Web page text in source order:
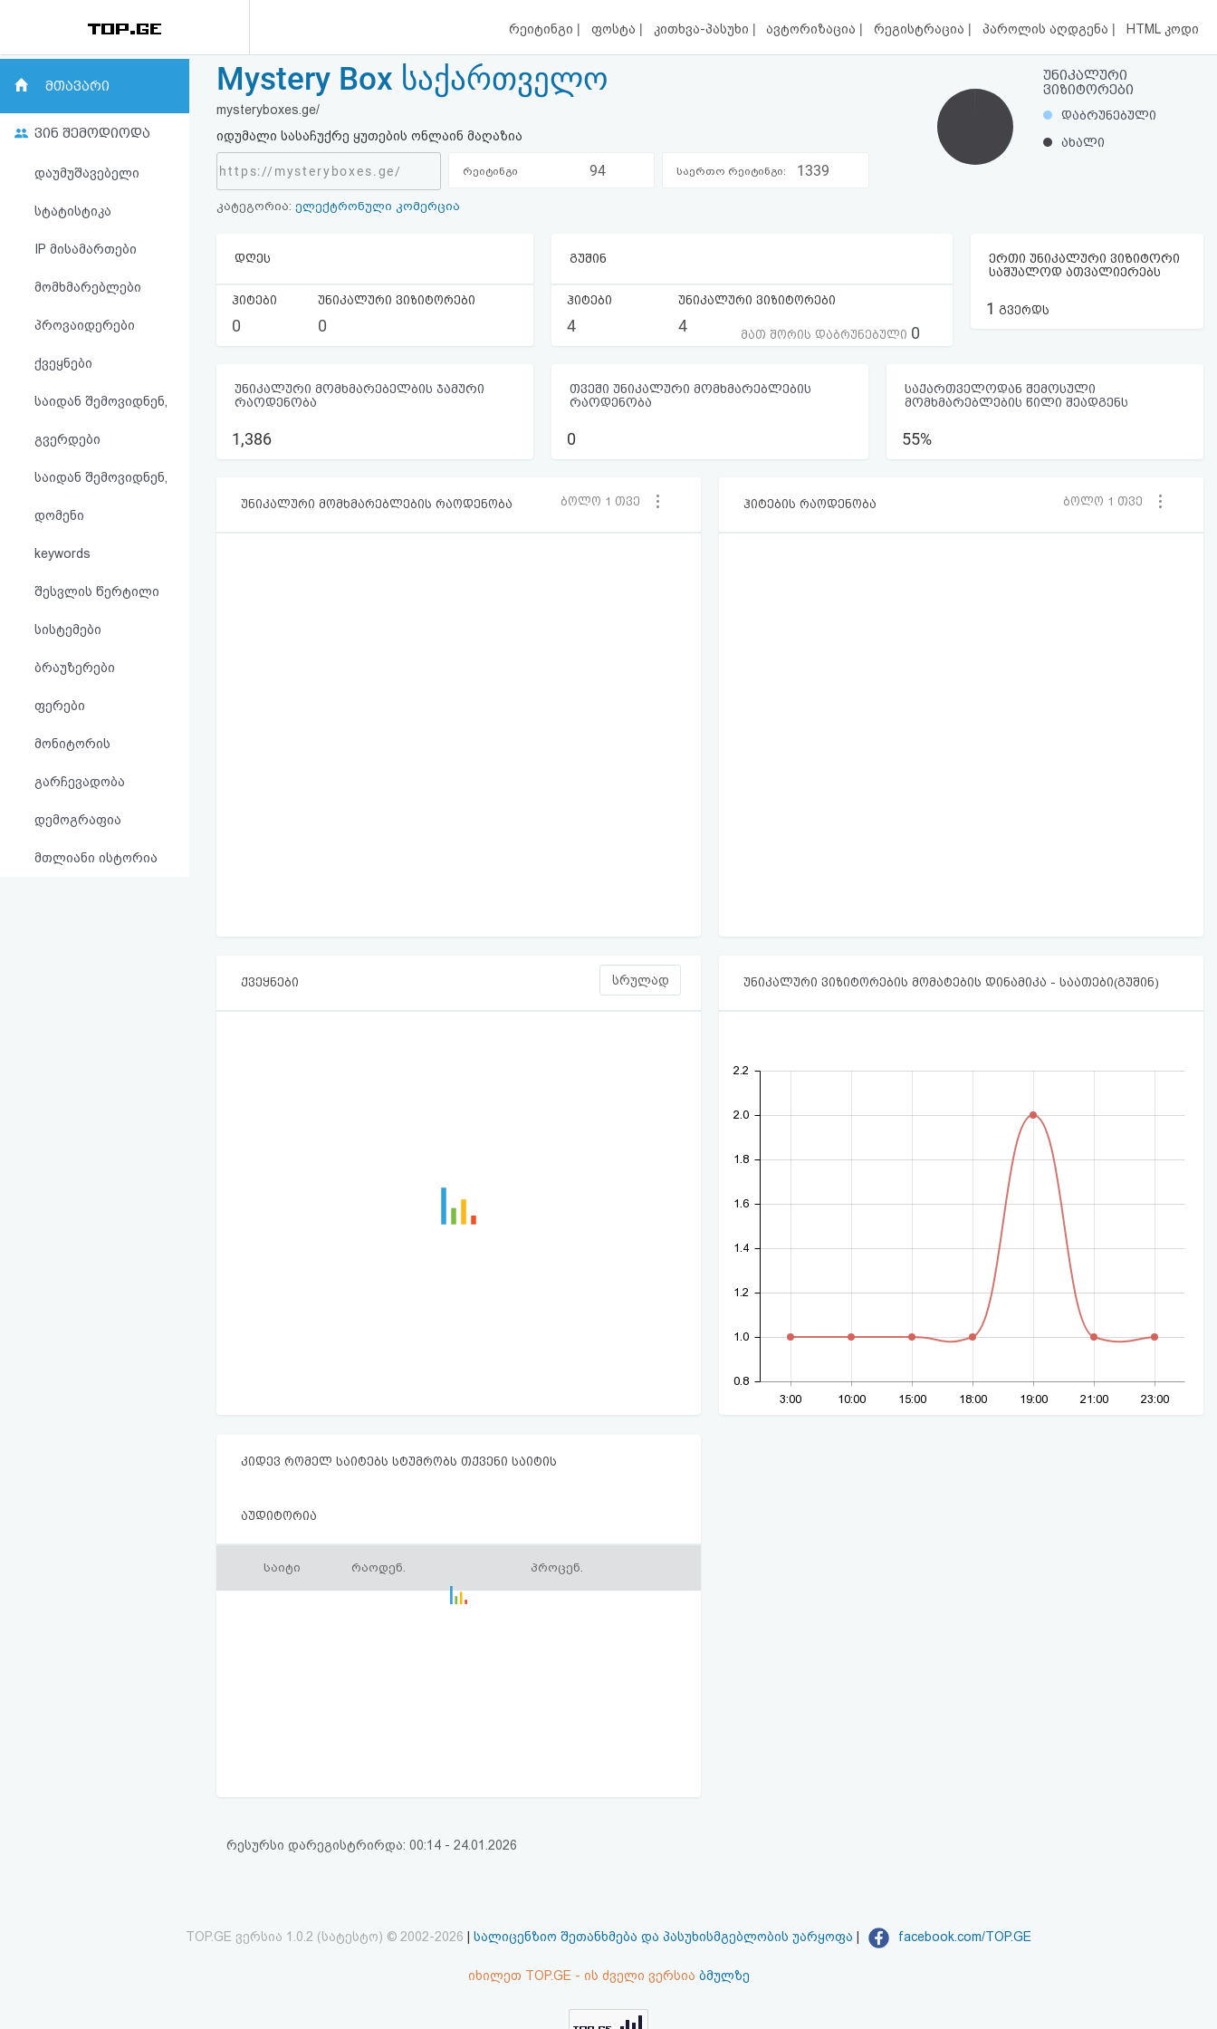
რეიტინგი | ფოსტა | კითხვა-პასუხი | ავტორიზაცია | რეგისტრაცია | პაროლის აღდგენა | HTML კოდი
რეიტინგი
(მთავარი)
კითხვა-
პასუხი
ავტორიზაცია
რეგისტრაცია
სალიცენზიო
შეთანხმება
მთავარი
ვინ შემოდიოდა
დაუმუშავებელი
სტატისტიკა
IP მისამართები
მომხმარებლები
პროვაიდერები
ქვეყნები
საიდან შემოვიდნენ,
გვერდები
საიდან შემოვიდნენ,
დომენი
keywords
შესვლის წერტილი
სისტემები
ბრაუზერები
ფერები
მონიტორის
გარჩევადობა
დემოგრაფია
მთლიანი ისტორია
Mystery Box საქართველო
mysteryboxes.ge/
იდუმალი სასაჩუქრე ყუთების ონლაინ მაღაზია
https://mysteryboxes.ge/ რეიტინგი
კატეგორიაში:
94 საერთო რეიტინგი: 1339
კატეგორია: ელექტრონული კომერცია
უნიკალური
ვიზიტორები
დაბრუნებული
ახალი
დღეს
ჰიტები
0
უნიკალური ვიზიტორები
0
გუშინ
ჰიტები
4
უნიკალური ვიზიტორები
4 მათ შორის დაბრუნებული 0
ერთი უნიკალური ვიზიტორი
საშუალოდ ათვალიერებს
1 გვერდს
უნიკალური მომხმარებელბის ჯამური
რაოდენობა
1,386
თვეში უნიკალური მომხმარებლების
რაოდენობა
0
საქართველოდან შემოსული
მომხმარებლების წილი შეადგენს
55%
უნიკალური მომხმარებლების რაოდენობა ბოლო 1 თვე ჰიტების რაოდენობა ბოლო 1 თვე
ქვეყნები სრულად უნიკალური ვიზიტორების მომატების დინამიკა - საათები(გუშინ)
3:00 10:00 15:00 18:00 19:00 21:00 23:00
0.8
1.0
1.2
1.4
1.6
1.8
2.0
2.2
კიდევ რომელ საიტებს სტუმრობს თქვენი საიტის
აუდიტორია
საიტი რაოდენ. პროცენ.
რესურსი დარეგისტრირდა: 00:14 - 24.01.2026
TOP.GE ვერსია 1.0.2 (სატესტო) © 2002-2026 სალიცენზიო შეთანხმება და პასუხისმგებლობის უარყოფა facebook.com/TOP.GE
იხილეთ TOP.GE - ის ძველი ვერსია ბმულზე